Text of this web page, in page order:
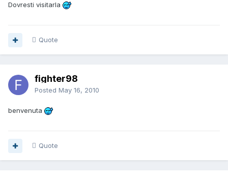
Dovresti visitarla
Quote
fighter98
Posted May 16, 2010
benvenuta
Quote